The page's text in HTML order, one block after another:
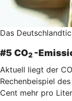
Das
#5 CO2 -
Aktuell liegt der CO
Rechenbeispiel des
Cent mehr pro